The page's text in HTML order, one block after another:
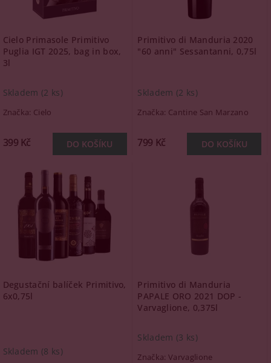
Cielo Primasole Primitivo
Puglia IGT 2025, bag in box,
3l
Skladem (2 ks)
Značka: Cielo
399 Kč
Primitivo di Manduria 2020
"60 anni" Sessantanni, 0,75l
Skladem (2 ks)
Značka: Cantine San Marzano
799 Kč
Degustační balíček Primitivo,
6x0,75l
Skladem (8 ks)
Primitivo di Manduria
PAPALE ORO 2021 DOP -
Varvaglione, 0,375l
Skladem (3 ks)
Značka: Varvaglione